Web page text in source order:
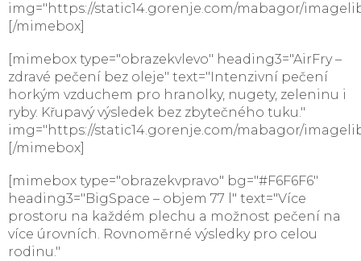
img="https://static14.gorenje.com/mabagor/
[/mimebox]
[mimebox type="obrazekvlevo" heading3="AirFry –
zdravé pečení bez oleje" text="Intenzivní pečení
horkým vzduchem pro hranolky, nugety, zeleninu i
ryby. Křupavý výsledek bez zbytečného tuku."
img="https://static14.gorenje.com/mabagor/imagelib/
[/mimebox]
[mimebox type="obrazekvpravo" bg="#F6F6F6"
heading3="BigSpace – objem 77 l" text="Více
prostoru na každém plechu a možnost pečení na
více úrovních. Rovnoměrné výsledky pro celou
rodinu."